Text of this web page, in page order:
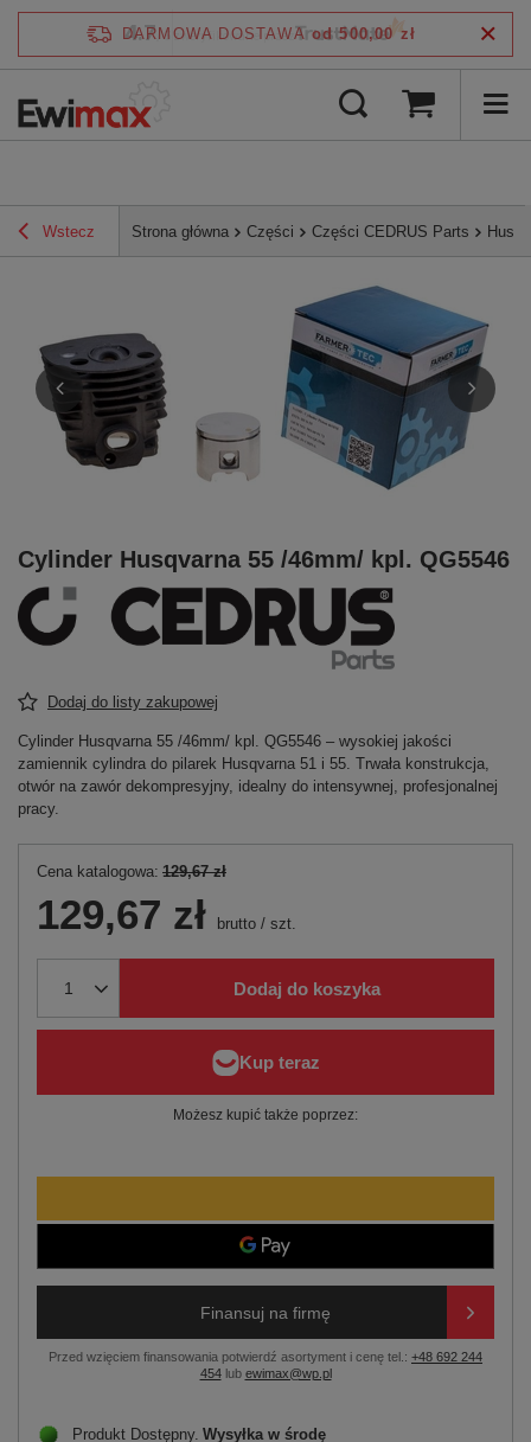
DARMOWA DOSTAWA od 500,00 zł
Wstecz Strona główna Części Części CEDRUS Parts
Cylinder Husqvarna 55 /46mm/ kpl. QG5546
Dodaj do listy zakupowej
Cylinder Husqvarna 55 /46mm/ kpl. QG5546 – wysokiej jakości
zamiennik cylindra do pilarek Husqvarna 51 i 55. Trwała konstrukcja,
otwór na zawór dekompresyjny, idealny do intensywnej, profesjonalnej
pracy.
Cena katalogowa: 129,67 zł
129,67 zł brutto / szt.
Dodaj do koszyka
Możesz kupić także poprzez:
Finansuj na firmę
Przed wzięciem finansowania potwierdź asortyment i cenę tel.: +48 692 244
454lub ewimax@wp.pl
Produkt Dostępny Wysyłka w środę
4.7/5 zweryfikowane przez